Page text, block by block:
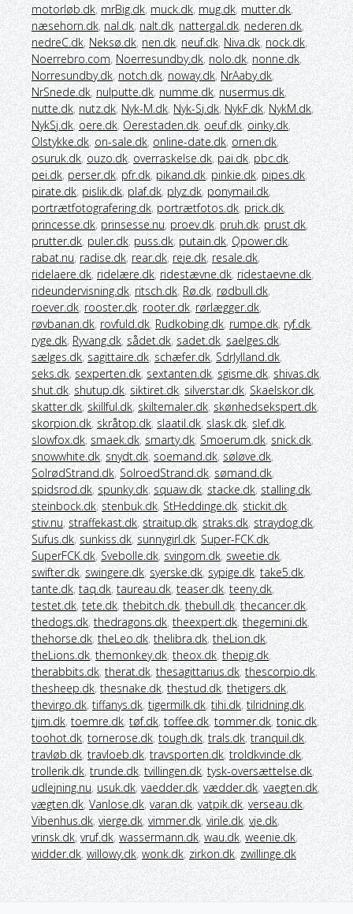
motorløb.dk, mrBig.dk, muck.dk, mug.dk, mutter.dk,
næsehorn.dk, nal.dk, nalt.dk, nattergal.dk, nederen.dk,
nedreC.dk, Neksø.dk, nen.dk, neuf.dk, Niva.dk, nock.dk,
Noerrebro.com, Noerresundby.dk, nolo.dk, nonne.dk,
Norresundby.dk, notch.dk, noway.dk, NrAaby.dk,
NrSnede.dk, nulputte.dk, numme.dk, nusermus.dk,
nutte.dk, nutz.dk, Nyk-M.dk, Nyk-Sj.dk, NykF.dk, NykM.dk,
NykSj.dk, oere.dk, Oerestaden.dk, oeuf.dk, oinky.dk,
Olstykke.dk, on-sale.dk, online-date.dk, ornen.dk,
osuruk.dk, ouzo.dk, overraskelse.dk, pai.dk, pbc.dk,
pei.dk, perser.dk, pfr.dk, pikand.dk, pinkie.dk, pipes.dk,
pirate.dk, pislik.dk, plaf.dk, plyz.dk, ponymail.dk,
portrætfotografering.dk, portrætfotos.dk, prick.dk,
princesse.dk, prinsesse.nu, proev.dk, pruh.dk, prust.dk,
prutter.dk, puler.dk, puss.dk, putain.dk, Qpower.dk,
rabat.nu, radise.dk, rear.dk, reje.dk, resale.dk,
ridelaere.dk, ridelære.dk, ridestævne.dk, ridestaevne.dk,
rideundervisning.dk, ritsch.dk, Rø.dk, rødbull.dk,
roever.dk, rooster.dk, rooter.dk, rørlægger.dk,
røvbanan.dk, rovfuld.dk, Rudkobing.dk, rumpe.dk, ryf.dk,
ryge.dk, Ryvang.dk, sådet.dk, sadet.dk, saelges.dk,
sælges.dk, sagittaire.dk, schæfer.dk, SdrJylland.dk,
seks.dk, sexperten.dk, sextanten.dk, sgisme.dk, shivas.dk,
shut.dk, shutup.dk, siktiret.dk, silverstar.dk, Skaelskor.dk,
skatter.dk, skillful.dk, skiltemaler.dk, skønhedsekspert.dk,
skorpion.dk, skråtop.dk, slaatil.dk, slask.dk, slef.dk,
slowfox.dk, smaek.dk, smarty.dk, Smoerum.dk, snick.dk,
snowwhite.dk, snydt.dk, soemand.dk, søløve.dk,
SolrødStrand.dk, SolroedStrand.dk, sømand.dk,
spidsrod.dk, spunky.dk, squaw.dk, stacke.dk, stalling.dk,
steinbock.dk, stenbuk.dk, StHeddinge.dk, stickit.dk,
stiv.nu, straffekast.dk, straitup.dk, straks.dk, straydog.dk,
Sufus.dk, sunkiss.dk, sunnygirl.dk, Super-FCK.dk,
SuperFCK.dk, Svebolle.dk, svingom.dk, sweetie.dk,
swifter.dk, swingere.dk, syerske.dk, sypige.dk, take5.dk,
tante.dk, taq.dk, taureau.dk, teaser.dk, teeny.dk,
testet.dk, tete.dk, thebitch.dk, thebull.dk, thecancer.dk,
thedogs.dk, thedragons.dk, theexpert.dk, thegemini.dk,
thehorse.dk, theLeo.dk, thelibra.dk, theLion.dk,
theLions.dk, themonkey.dk, theox.dk, thepig.dk,
therabbits.dk, therat.dk, thesagittarius.dk, thescorpio.dk,
thesheep.dk, thesnake.dk, thestud.dk, thetigers.dk,
thevirgo.dk, tiffanys.dk, tigermilk.dk, tihi.dk, tilridning.dk,
tjim.dk, toemre.dk, tøf.dk, toffee.dk, tommer.dk, tonic.dk,
toohot.dk, tornerose.dk, tough.dk, trals.dk, tranquil.dk,
travløb.dk, travloeb.dk, travsporten.dk, troldkvinde.dk,
trollerik.dk, trunde.dk, tvillingen.dk, tysk-oversættelse.dk,
udlejning.nu, usuk.dk, vaedder.dk, vædder.dk, vaegten.dk,
vægten.dk, Vanlose.dk, varan.dk, vatpik.dk, verseau.dk,
Vibenhus.dk, vierge.dk, vimmer.dk, virile.dk, vje.dk,
vrinsk.dk, vruf.dk, wassermann.dk, wau.dk, weenie.dk,
widder.dk, willowy.dk, wonk.dk, zirkon.dk, zwillinge.dk